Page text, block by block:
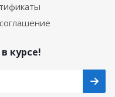
курсе!